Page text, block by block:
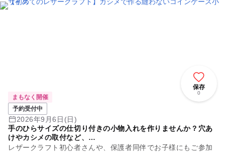
保存
0
まもなく開催
予約受付中
2026年9月6日(日)
手のひらサイズの仕切り付きの小物入れを作りませんか？穴あ
けやカシメの取付など、…
レザークラフト初心者さんや、保護者同伴でお子様にもご参加